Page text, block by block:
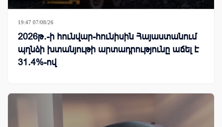
19:47 07/08/26
2026թ․-ի հունվար-հունիսին Հայաստանում
պղնձի խտանյութի արտադրությունը աճել է
31․4%-ով